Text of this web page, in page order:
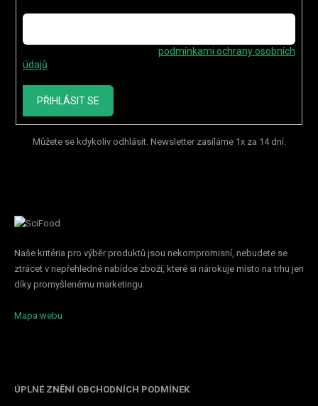
podmínkami ochrany osobních
údajů
PŘIHLÁSIT SE
Můžete se kdykoliv odhlásit. Newsletter zasíláme 1x za 14 dní.
Naše kritéria pro výběr produktů jsou nekompromisní, nebudete se
ztrácet v nepřehledné nabídce zboží, které si nárokuje místo na trhu jen
díky promyšlenému marketingu.
Mapa webu
ÚPLNÉ ZNĚNÍ OBCHODNÍCH PODMÍNEK